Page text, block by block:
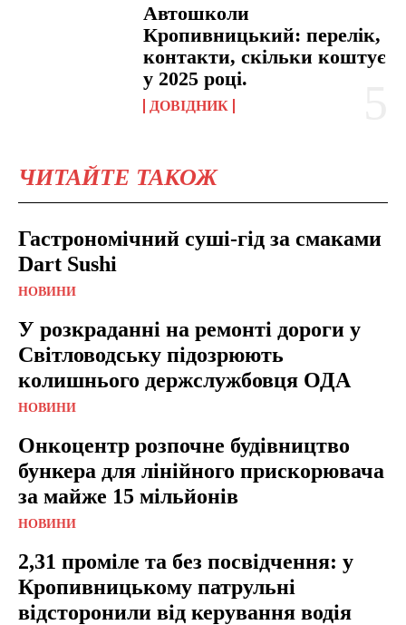
Автошколи
Кропивницький: перелік,
контакти, скільки коштує
у 2025 році.
ДОВІДНИК
ЧИТАЙТЕ ТАКОЖ
Гастрономічний суші-гід за смаками
Dart Sushi
НОВИНИ
У розкраданні на ремонті дороги у
Світловодську підозрюють
колишнього держслужбовця ОДА
НОВИНИ
Онкоцентр розпочне будівництво
бункера для лінійного прискорювача
за майже 15 мільйонів
НОВИНИ
2,31 проміле та без посвідчення: у
Кропивницькому патрульні
відсторонили від керування водія